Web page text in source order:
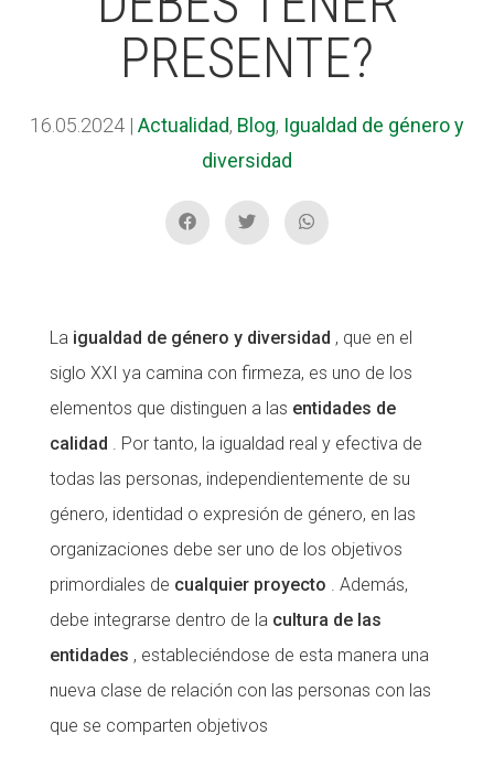
PRESENTE?
16.05.2024 | Actualidad, Blog, Igualdad de género y
diversidad
La igualdad de género y diversidad , que en el
siglo XXI ya camina con firmeza, es uno de los
elementos que distinguen a las entidades de
calidad . Por tanto, la igualdad real y efectiva de
todas las personas, independientemente de su
género, identidad o expresión de género, en las
organizaciones debe ser uno de los objetivos
primordiales de cualquier proyecto . Además,
debe integrarse dentro de la cultura de las
entidades , estableciéndose de esta manera una
nueva clase de relación con las personas con las
que se comparten objetivos
CONEIX FUNDESPLAI
La Fundació
Proposta educativa
ACTUALITAT
Notícies
Butlletins
Fundesplai als mitjans
Xarxes socials
Fes voluntariat
CONEIX FUNDESPLAI
La Fundació
Proposta educativa
ACTUALITAT
Notícies
Butlletins
Fundesplai als mitjans
Xarxes socials
Fes voluntariat